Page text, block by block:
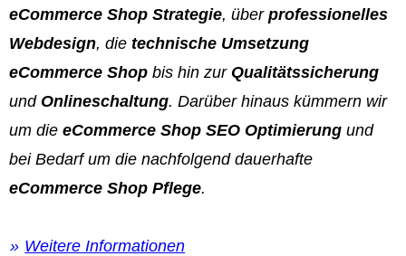
eCommerce Shop Strategie, überprofessionelles
Webdesign, die technische Umsetzung
eCommerce Shop bis hin zur Qualitätssicherung
und Onlineschaltung. Darüber hinaus kümmern wir
um die eCommerce Shop SEO Optimierung und
bei Bedarf um die nachfolgend dauerhafte
eCommerce Shop Pflege.
Weitere Informationen